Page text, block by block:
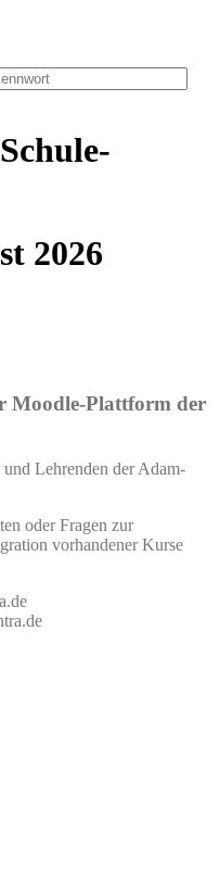
2026
Moodle-Plattform der
Lehrenden der Adam-
oder Fragen zur
vorhandener Kurse